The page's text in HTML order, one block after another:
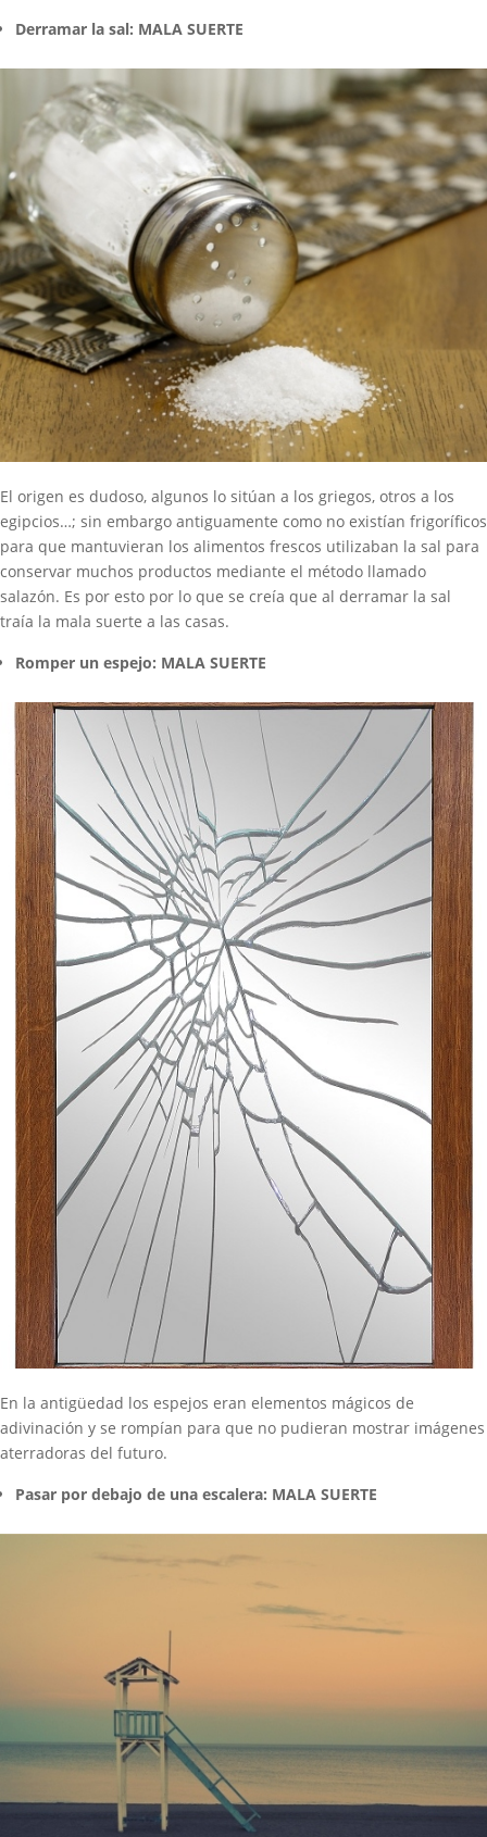
Derramar la sal: MALA SUERTE
El origen es dudoso, algunos lo sitúan a los griegos, otros a los
egipcios…; sin embargo antiguamente como no existían frigoríficos
para que mantuvieran los alimentos frescos utilizaban la sal para
conservar muchos productos mediante el método llamado
salazón. Es por esto por lo que se creía que al derramar la sal
traía la mala suerte a las casas.
Romper un espejo: MALA SUERTE
En la antigüedad los espejos eran elementos mágicos de
adivinación y se rompían para que no pudieran mostrar imágenes
aterradoras del futuro.
Pasar por debajo de una escalera: MALA SUERTE